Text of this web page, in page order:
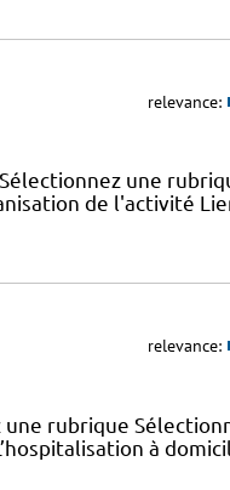
relevance:
une
de l'activité
relevance:
une rubrique
à